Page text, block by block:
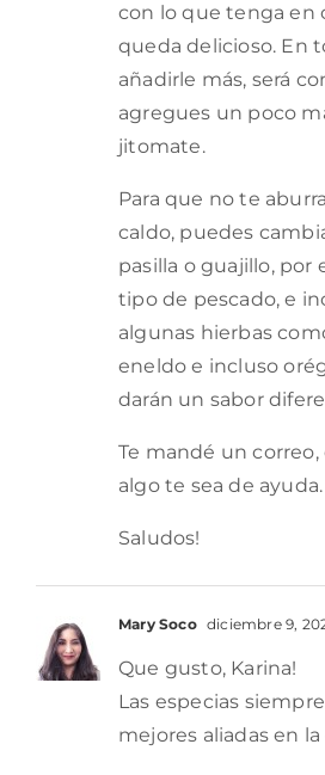
con lo que tenga en
queda delicioso. En
añadirle más, será
agregues un poco
jitomate.
Para que no te
caldo, puedes
pasilla o guajillo, por
tipo de pescado, e
algunas hierbas
eneldo e incluso
darán un sabor
Te mandé un
algo te sea de ayuda.
Saludos!
Mary Soco diciembre 9,
Que gusto, Karina!
Las especias
mejores aliadas en la